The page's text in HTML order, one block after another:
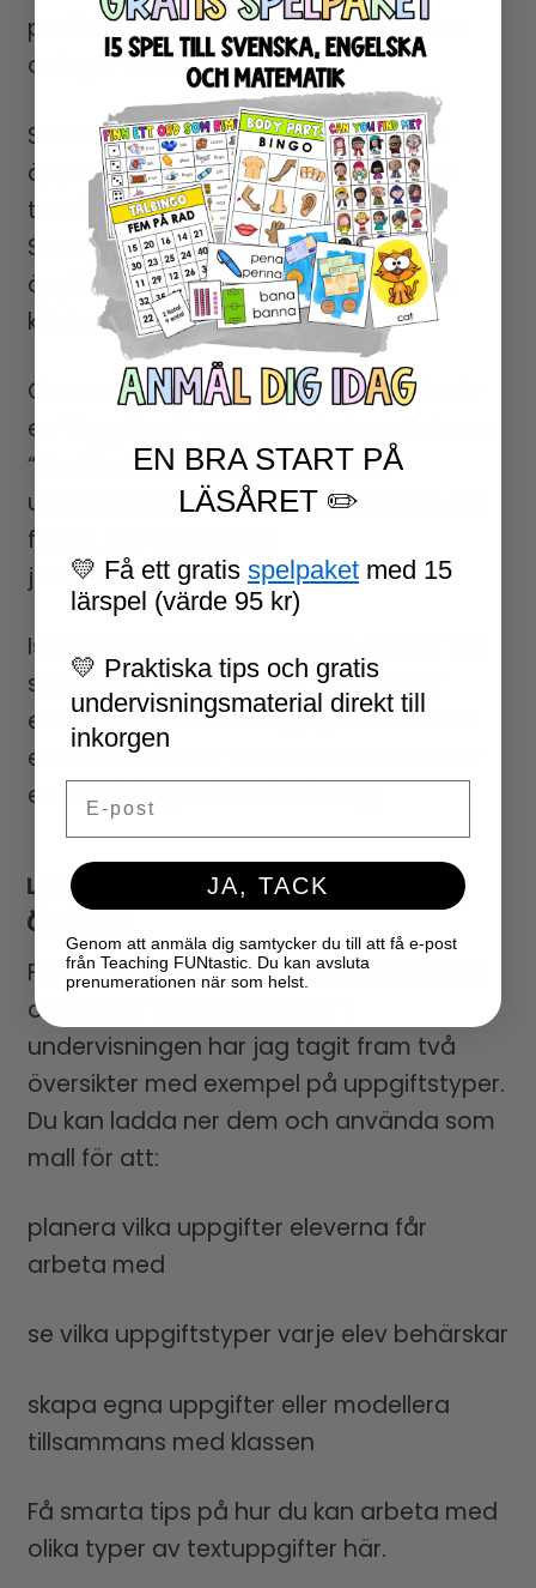
problem, men kämpar med den andra
och ger till slut upp:
Sara köpte 3 röda äpplen och 5 gula
äpplen. Hur många äpplen köpte hon
totalt?
Sara köpte 3 röda äpplen och 5 gula
äpplen. Hur många färre röda än gula
köpte hon?
Genom att känna igen att den första är
en “lägg ihop”-uppgift och den andra en
“jämförelseuppgift”, kan du rikta
undervisningen för att hjälpa eleven att
förstå just strukturen i
jämförelseuppgifter.
Istället för att konstatera att eleven “har
svårt med textuppgifter” kan du mer
exakt identifiera vilka uppgiftsstrukturer
eleven behärskar – och vilka som kräver
extra träning och undervisning.
LADDA NER GRATIS MALL FÖR BÄTTRE
ÖVERSIKT
För att göra det enklare att arbeta med
olika typer av textuppgifter i
undervisningen har jag tagit fram två
översikter med exempel på uppgiftstyper.
Du kan ladda ner dem och använda som
mall för att:
planera vilka uppgifter eleverna får
arbeta med
se vilka uppgiftstyper varje elev behärskar
skapa egna uppgifter eller modellera
tillsammans med klassen
Få smarta tips på hur du kan arbeta med
olika typer av textuppgifter här.
EN BRA START PÅ
LÄSÅRET ✏️
💛 Få ett gratis spelpaket med 15
lärspel (värde 95 kr)
💛 Praktiska tips och gratis
undervisningsmaterial direkt till
inkorgen
JA, TACK
Genom att anmäla dig samtycker du till att få e-post
från Teaching FUNtastic. Du kan avsluta
prenumerationen när som helst.